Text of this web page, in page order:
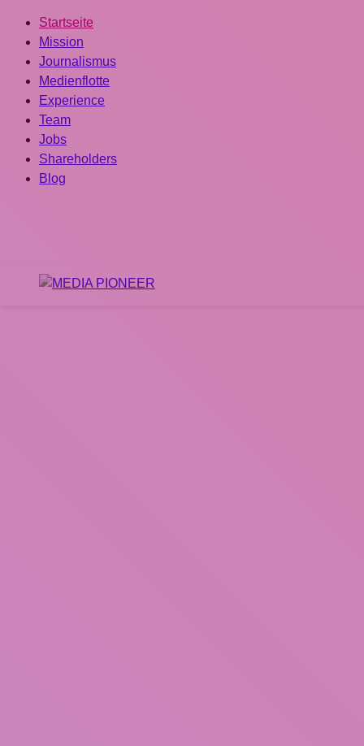
Startseite
Mission
Journalismus
Medienflotte
Experience
Team
Jobs
Shareholders
Blog